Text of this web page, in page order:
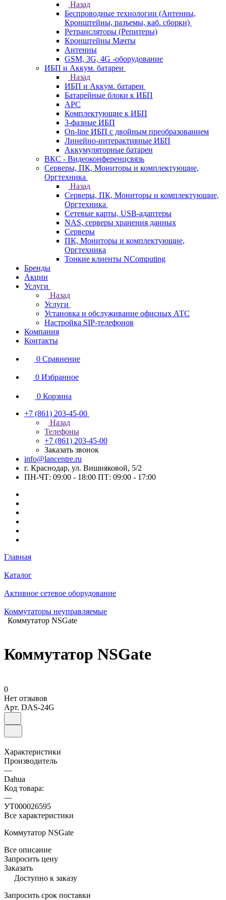
Назад
Беспроводные технологии (Антенны,
Кронштейны, разъемы, каб. сборки)
Ретрансляторы (Репитеры)
Кронштейны Мачты
Антенны
GSM, 3G, 4G -оборудование
ИБП и Аккум. батареи
Назад
ИБП и Аккум. батареи
Батарейные блоки к ИБП
APC
Комплектующие к ИБП
3-фазные ИБП
On-line ИБП с двойным преобразованием
Линейно-интерактивные ИБП
Аккумуляторные батареи
ВКС - Видеоконференцсвязь
Серверы, ПК, Мониторы и комплектующие,
Оргтехника
Назад
Серверы, ПК, Мониторы и комплектующие,
Оргтехника
Сетевые карты, USB-адаптеры
NAS, серверы хранения данных
Серверы
ПК, Мониторы и комплектующие,
Оргтехника
Тонкие клиенты NComputing
Бренды
Акции
Услуги
Назад
Услуги
Установка и обслуживание офисных АТС
Настройка SIP-телефонов
Компания
Контакты
0 Сравнение
0 Избранное
0 Корзина
+7 (861) 203-45-00
Назад
Телефоны
+7 (861) 203-45-00
Заказать звонок
info@lancentre.ru
г. Краснодар, ул. Вишняковой, 5/2
ПН-ЧТ: 09:00 - 18:00 ПТ: 09:00 - 17:00
Главная
Каталог
Активное сетевое оборудование
Коммутаторы неуправляемые
Коммутатор NSGate
Коммутатор NSGate
0
Нет отзывов
Арт. DAS-24G
Характеристики
Производитель
—
Dahua
Код товара:
—
УТ000026595
Все характеристики
Коммутатор NSGate
Все описание
Запросить цену
Заказать
Доступно к заказу
Запросить срок поставки